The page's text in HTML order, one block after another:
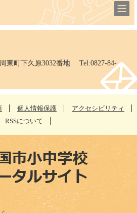
東町下久原3032番地 Tel:0827-84-
個人情報保護
アクセシビリティ
RSSについて